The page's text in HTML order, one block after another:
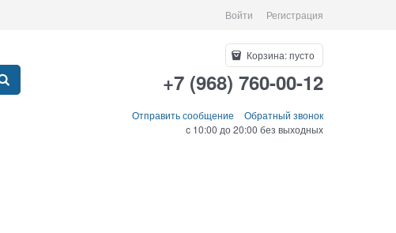
Войти Регистрация
Корзина:пусто
+7 (968) 760-00-12
Отправить сообщение
Обратный звонок
c 10:00 до 20:00 без выходных